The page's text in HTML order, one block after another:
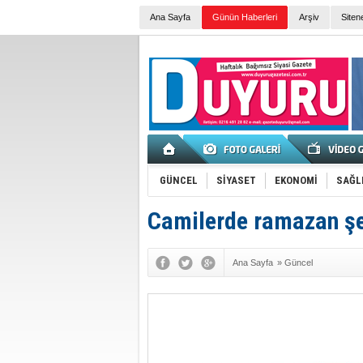
Ana Sayfa Günün Haberleri Arşiv
GÜNCEL SİYASET EKONOMİ
Camilerde ramazan
Ana Sayfa » Güncel